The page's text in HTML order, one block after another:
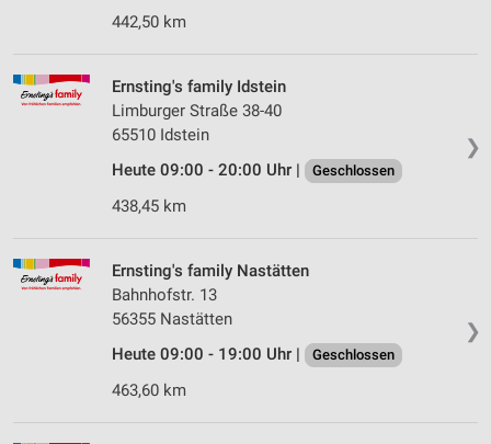
442,50 km
❯
Ernsting's family Idstein
Limburger Straße 38-40
65510 Idstein
Heute 09:00 - 20:00 Uhr |
Geschlossen
438,45 km
❯
Ernsting's family Nastätten
Bahnhofstr. 13
56355 Nastätten
Heute 09:00 - 19:00 Uhr |
Geschlossen
463,60 km